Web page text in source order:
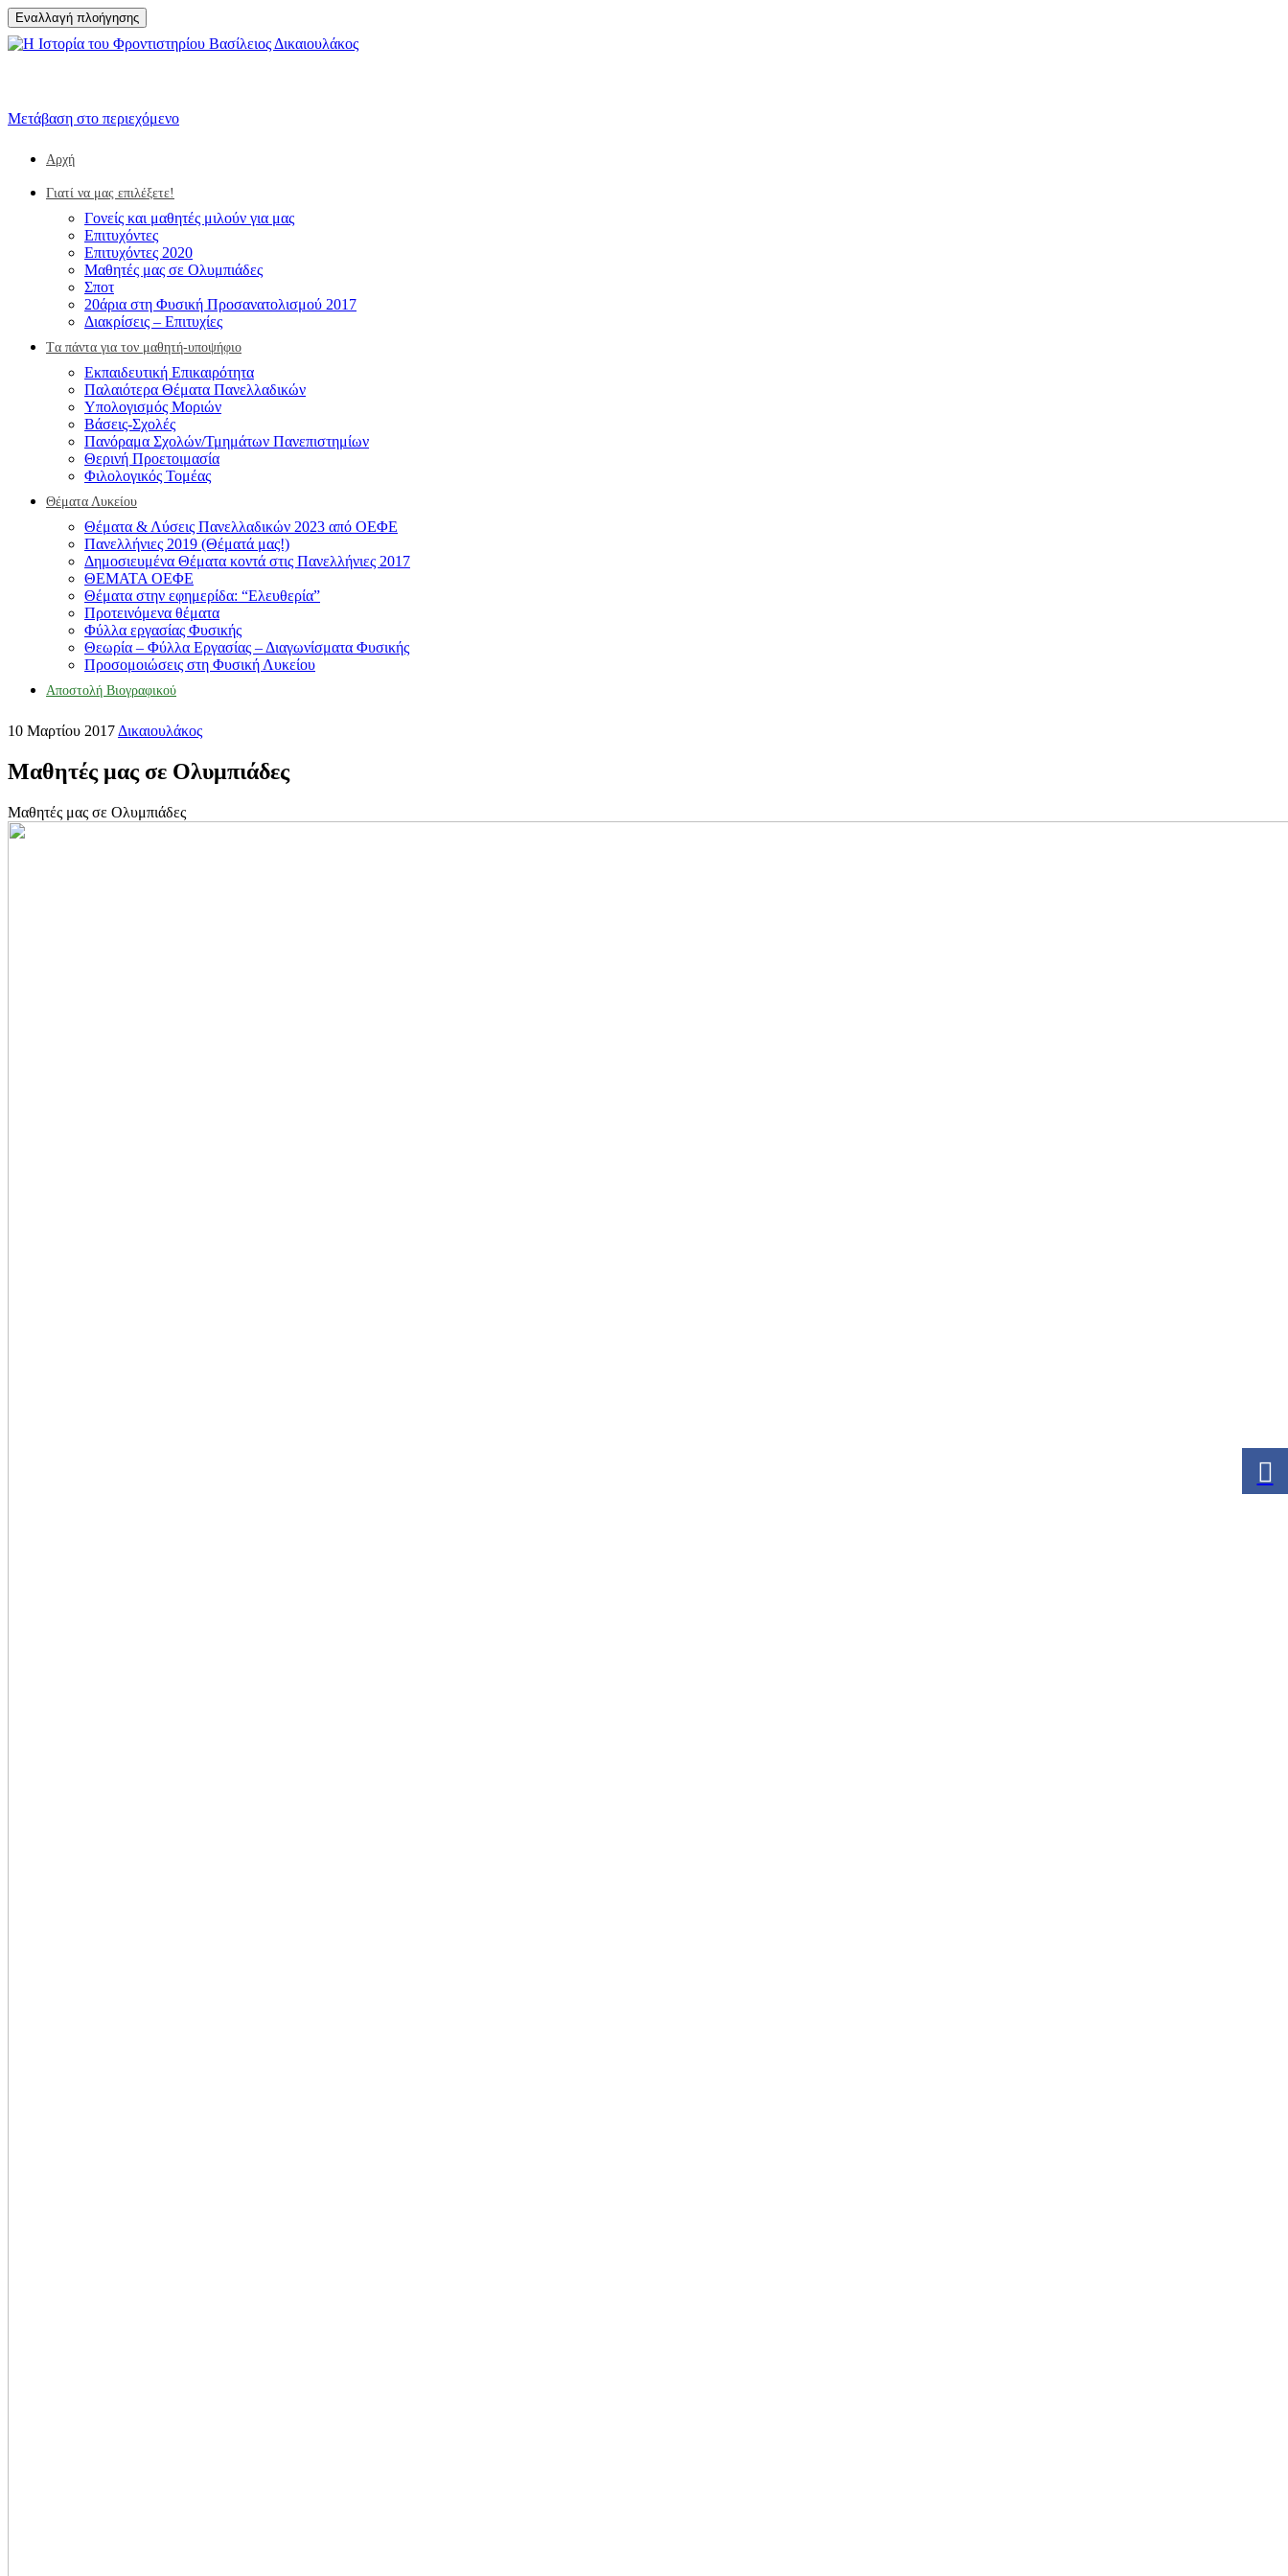
Εναλλαγή πλοήγησης
Μετάβαση στο περιεχόμενο
Αρχή
Γιατί να μας επιλέξετε!
Γονείς και μαθητές μιλούν για μας
Επιτυχόντες
Επιτυχόντες 2020
Μαθητές μας σε Ολυμπιάδες
Σποτ
20άρια στη Φυσική Προσανατολισμού 2017
Διακρίσεις – Επιτυχίες
Tα πάντα για τον μαθητή-υποψήφιο
Eκπαιδευτική Επικαιρότητα
Παλαιότερα Θέματα Πανελλαδικών
Υπολογισμός Μοριών
Βάσεις-Σχολές
Πανόραμα Σχολών/Τμημάτων Πανεπιστημίων
Θερινή Προετοιμασία
Φιλολογικός Τομέας
Θέματα Λυκείου
Θέματα & Λύσεις Πανελλαδικών 2023 από ΟΕΦΕ
Πανελλήνιες 2019 (Θέματά μας!)
Δημοσιευμένα Θέματα κοντά στις Πανελλήνιες 2017
ΘΕΜΑΤΑ ΟΕΦΕ
Θέματα στην εφημερίδα: “Ελευθερία”
Προτεινόμενα θέματα
Φύλλα εργασίας Φυσικής
Θεωρία – Φύλλα Εργασίας – Διαγωνίσματα Φυσικής
Προσομοιώσεις στη Φυσική Λυκείου
Αποστολή Βιογραφικού
10 Μαρτίου 2017 Δικαιουλάκος
Μαθητές μας σε Ολυμπιάδες
Μαθητές μας σε Ολυμπιάδες